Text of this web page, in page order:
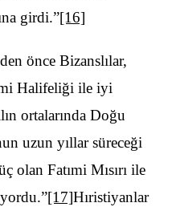
girdi.”[16]
önce Bizanslılar,
Halifeliği ile iyi
ortalarında Doğu
uzun yıllar süreceği
Fatımi Mısırı ile
[17]Hıristiyanlar